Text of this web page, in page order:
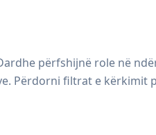
përfshijnë role në
Përdorni filtrat e